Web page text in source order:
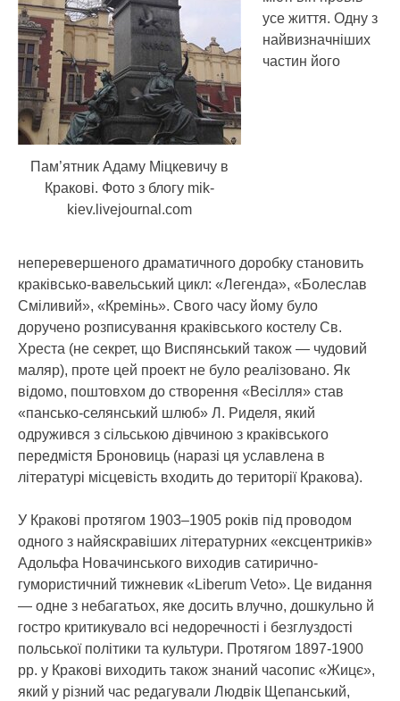
Пам’ятник Адаму Міцкевичу в
Кракові. Фото з блогу mik-
kiev.livejournal.com
усе життя. Одну з
найвизначніших
частин його
неперевершеного драматичного доробку становить
краківсько-вавельський цикл: «Легенда», «Болеслав
Сміливий», «Кремінь». Свого часу йому було
доручено розписування краківського костелу Св.
Хреста (не секрет, що Виспянський також — чудовий
маляр), проте цей проект не було реалізовано. Як
відомо, поштовхом до створення «Весілля» став
«пансько-селянський шлюб» Л. Риделя, який
одружився з сільською дівчиною з краківського
передмістя Броновиць (наразі ця уславлена в
літературі місцевість входить до території Кракова).
У Кракові протягом 1903–1905 років під проводом
одного з найяскравіших літературних «ексцентриків»
Адольфа Новачинського виходив сатирично-
гумористичний тижневик «Liberum Veto». Це видання
— одне з небагатьох, яке досить влучно, дошкульно й
гостро критикувало всі недоречності і безглуздості
польської політики та культури. Протягом 1897-1900
рр. у Кракові виходить також знаний часопис «Жицє»,
який у різний час редагували Людвік Щепанський,